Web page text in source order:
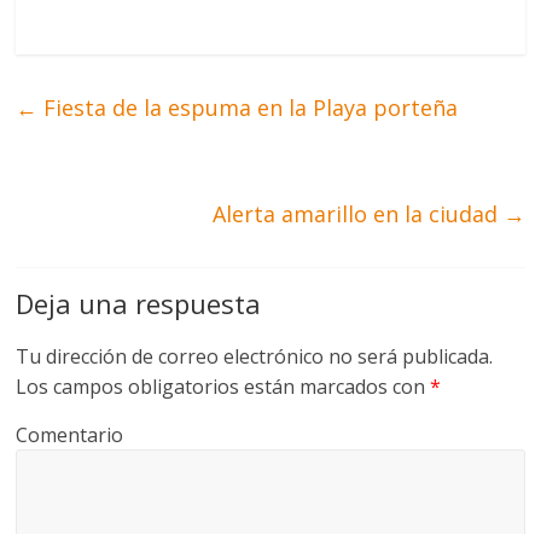
← Fiesta de la espuma en la Playa porteña
Alerta amarillo en la ciudad →
Deja una respuesta
Tu dirección de correo electrónico no será publicada.
Los campos obligatorios están marcados con*
Comentario